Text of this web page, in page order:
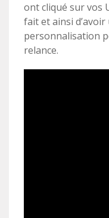
ont cliqué sur vos
fait et ainsi
personnalisation
relance.